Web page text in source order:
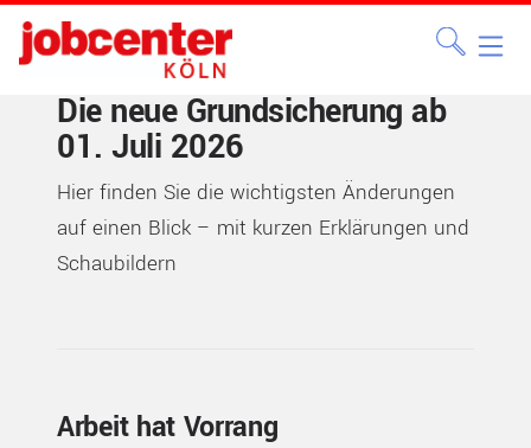
Die neue Grundsicherung ab
01. Juli 2026
Hier finden Sie die wichtigsten Änderungen
auf einen Blick – mit kurzen Erklärungen und
Schaubildern
Arbeit hat Vorrang